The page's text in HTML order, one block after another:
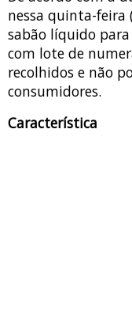
nessa quinta-feira
sabão líquido
com lote de
recolhidos e não
consumidores.
Característica